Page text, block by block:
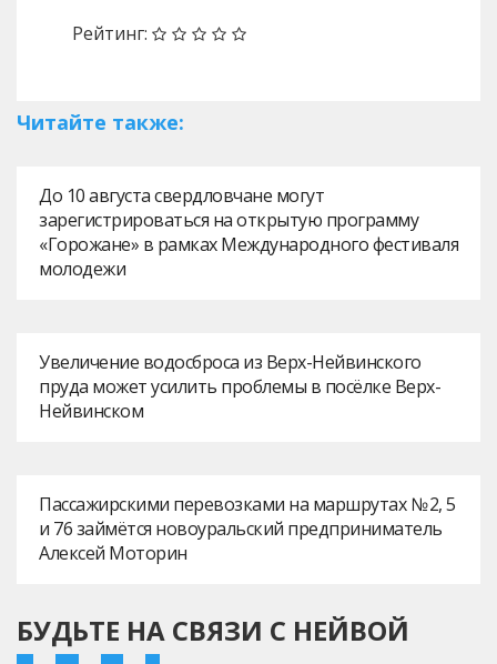
Рейтинг:
Читайте также:
До 10 августа свердловчане могут
зарегистрироваться на открытую программу
«Горожане» в рамках Международного фестиваля
молодежи
Увеличение водосброса из Верх-Нейвинского
пруда может усилить проблемы в посёлке Верх-
Нейвинском
Пассажирскими перевозками на маршрутах № 2, 5
и 76 займётся новоуральский предприниматель
Алексей Моторин
БУДЬТЕ НА СВЯЗИ С НЕЙВОЙ